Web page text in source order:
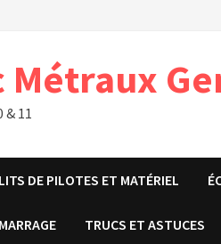
Métraux
& 11
DE PILOTES ET MATÉRIEL
TRUCS ET ASTUCES